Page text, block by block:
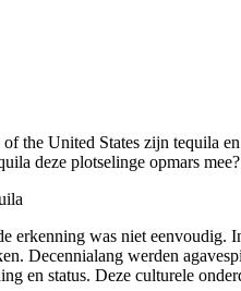
the United States zijn tequila
deze plotselinge opmars
erkenning was niet eenvoudig.
Decennialang werden
en status. Deze culturele